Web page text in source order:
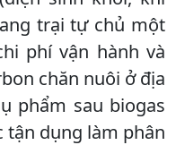
trại tự chủ một
phí vận hành và
chăn nuôi ở địa
phẩm sau biogas
tận dụng làm phân